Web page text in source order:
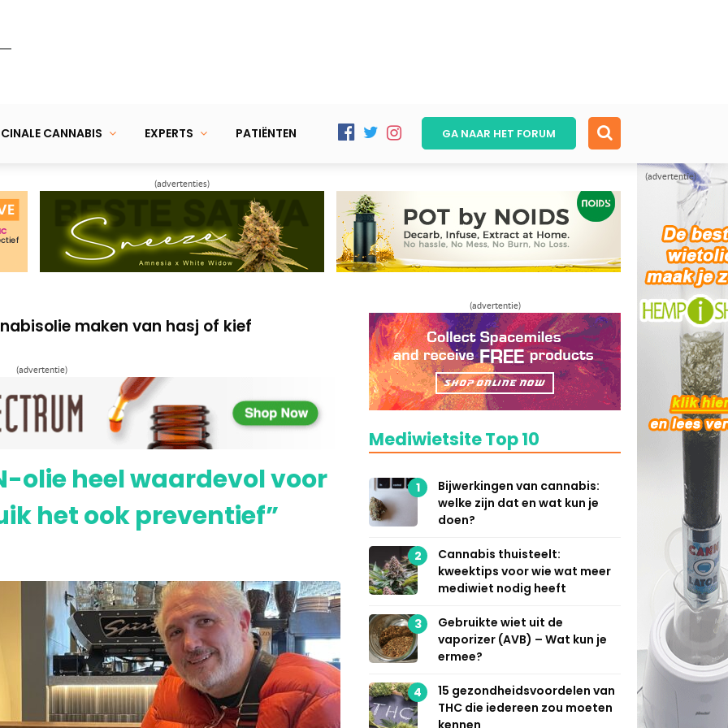
(advertentie)
CANNABIS EXPERTS PATIËNTEN GA NAAR HET FORUM
(advertenties)
weten over de voordelen en bijwerkingen
voor kankerpatiënten
weten over de voordelen en bijwerkingen
voor kankerpatiënten
(advertentie)
olie heel waardevol voor
het ook preventief”
(advertentie)
Mediwietsite Top 10
1
Bijwerkingen van cannabis:
welke zijn dat en wat kun je
doen?
2
Cannabis thuisteelt:
kweektips voor wie wat meer
mediwiet nodig heeft
3
Gebruikte wiet uit de
vaporizer (AVB) – Wat kun je
ermee?
4
15 gezondheidsvoordelen van
THC die iedereen zou moeten
kennen